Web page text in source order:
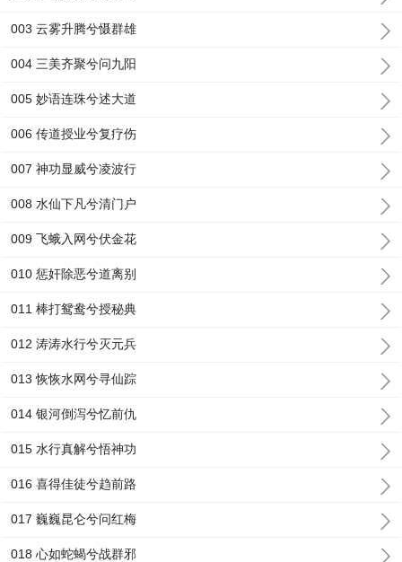
003 云雾升腾兮慑群雄
004 三美齐聚兮问九阳
005 妙语连珠兮述大道
006 传道授业兮复疗伤
007 神功显威兮凌波行
008 水仙下凡兮清门户
009 飞蛾入网兮伏金花
010 惩奸除恶兮道离别
011 棒打鸳鸯兮授秘典
012 涛涛水行兮灭元兵
013 恢恢水网兮寻仙踪
014 银河倒泻兮忆前仇
015 水行真解兮悟神功
016 喜得佳徒兮趋前路
017 巍巍昆仑兮问红梅
018 心如蛇蝎兮战群邪